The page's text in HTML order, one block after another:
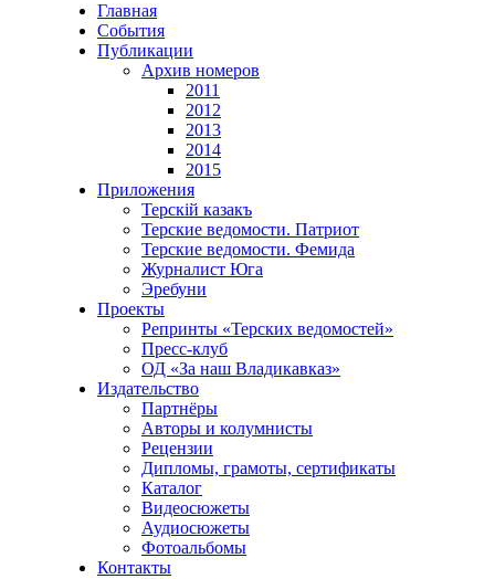
Главная
События
Публикации
Архив номеров
2011
2012
2013
2014
2015
Приложения
Терскiй казакъ
Терские ведомости. Патриот
Терские ведомости. Фемида
Журналист Юга
Эребуни
Проекты
Репринты «Терских ведомостей»
Пресс-клуб
ОД «За наш Владикавказ»
Издательство
Партнёры
Авторы и колумнисты
Рецензии
Дипломы, грамоты, сертификаты
Каталог
Видеосюжеты
Аудиосюжеты
Фотоальбомы
Контакты